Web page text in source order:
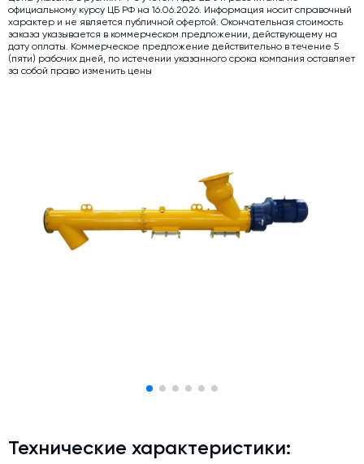
Дозаторы для бетонных заводов
Затворы для силосов и дозаторов
Промышленные фильтры и комплектующие
Промышленные вибраторы
Рециклинг
Срочная техпомощь. Онлайн-обследование и ремонт
Технические характеристики:
официальному курсу ЦБ РФ на 16.06.2026. Информация носит справочный
характер и не является публичной офертой. Окончательная стоимость
заказа указывается в коммерческом предложении, действующему на
дату оплаты. Коммерческое предложение действительно в течение 5
(пяти) рабочих дней, по истечении указанного срока компания оставляет
за собой право изменить цены